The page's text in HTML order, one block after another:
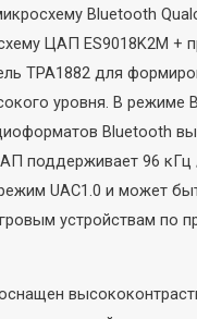
Bluetooth
ЦАП ES9018K2M +
TPA1882 для
уровня. В режиме
Bluetooth
поддерживает 96 кГц
UAC1.0 и может
устройствам по